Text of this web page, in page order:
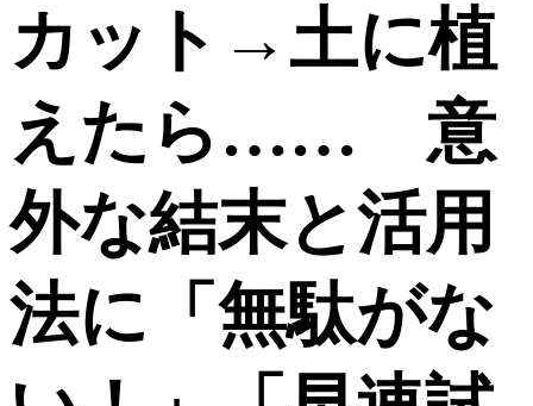
カット→土に植
えたら…… 意
外な結末と活用
法に「無駄がな